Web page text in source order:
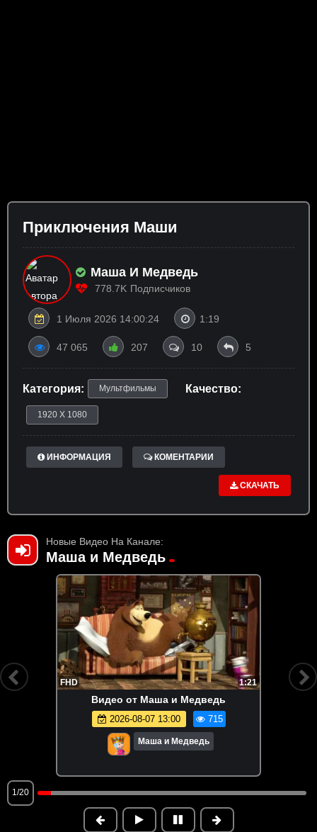
Приключения Маши
Маша И Медведь
778.7K Подписчиков
1 Июля 2026 14:00:24 1:19
47 065 207 10 5
Категория: Мультфильмы Качество:
1920 X 1080
ИНФОРМАЦИЯ КОМЕНТАРИИ
СКАЧАТЬ
Новые Видео На Канале:
Маша и Медведь
FHD 1:21
Видео от Маша и Медведь
2026-08-07 13:00 715
Маша и Медведь
1/20